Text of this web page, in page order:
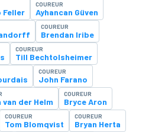
Feller
COUREUR
Ayhancan Güven
COUREUR
Brendan Iribe
COUREUR
Till Bechtolsheimer
COUREUR
John Farano
van der Helm
COUREUR
Bryce Aron
COUREUR
Tom Blomqvist
COUREUR
Bryan Herta